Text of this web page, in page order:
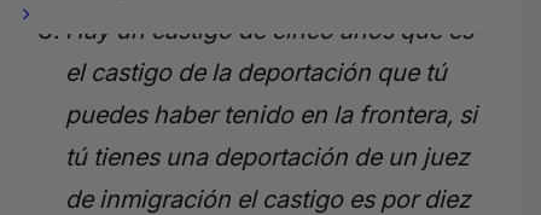
Hay un castigo de cinco años que es
el castigo de la deportación que tú
puedes haber tenido en la frontera, si
tú tienes una deportación de un juez
de inmigración el castigo es por diez